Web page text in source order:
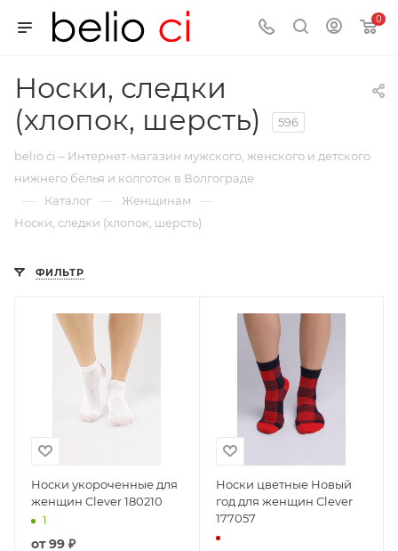
0
Носки, следки
(хлопок, шерсть)
596
belio ci – Интернет-магазин мужского, женского и детского
нижнего белья и колготок в Волгограде
— Каталог — Женщинам —
Носки, следки (хлопок, шерсть)
ФИЛЬТР
Носки укороченные для
женщин Clever 180210
1
от99 ₽
Носки цветные Новый
год для женщин Clever
177057